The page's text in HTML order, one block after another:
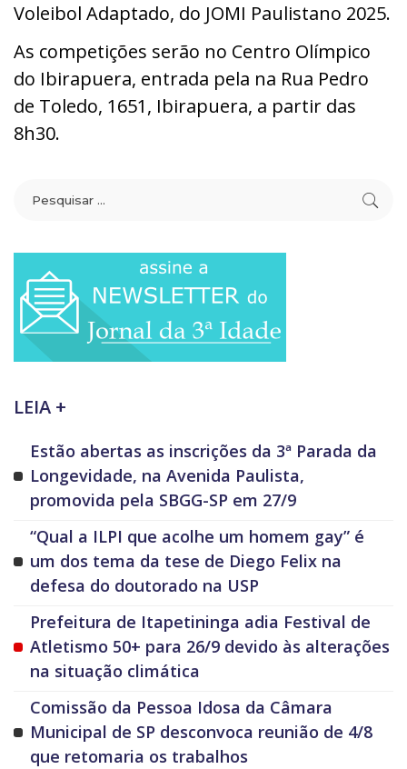
Voleibol Adaptado, do JOMI Paulistano 2025.
As competições serão no Centro Olímpico
do Ibirapuera, entrada pela na Rua Pedro
de Toledo, 1651, Ibirapuera, a partir das
8h30.
LEIA +
Estão abertas as inscrições da 3ª Parada da
Longevidade, na Avenida Paulista,
promovida pela SBGG-SP em 27/9
“Qual a ILPI que acolhe um homem gay” é
um dos tema da tese de Diego Felix na
defesa do doutorado na USP
Prefeitura de Itapetininga adia Festival de
Atletismo 50+ para 26/9 devido às alterações
na situação climática
Comissão da Pessoa Idosa da Câmara
Municipal de SP desconvoca reunião de 4/8
que retomaria os trabalhos